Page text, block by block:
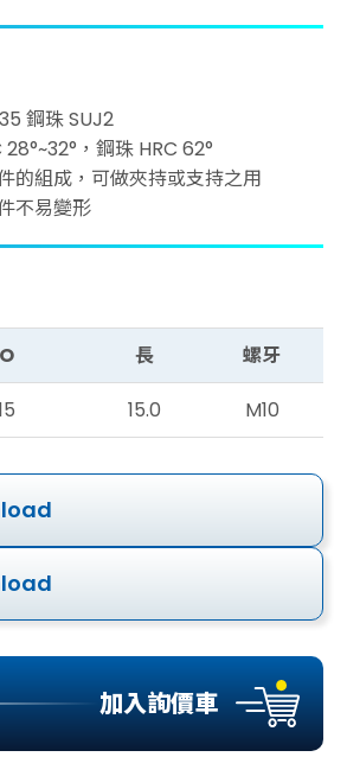
鋼珠 SUJ2
，鋼珠 HRC 62°
的組成，可做夾持或支持之用
不易變形
長
螺牙
15.0 M10
加入詢價車